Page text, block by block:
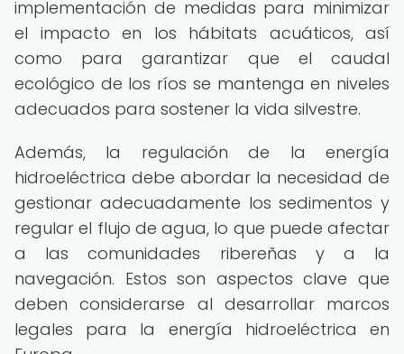
implementación de medidas para minimizar
el impacto en los hábitats acuáticos, así
como para garantizar que el caudal
ecológico de los ríos se mantenga en niveles
adecuados para sostener la vida silvestre.
Además, la regulación de la energía
hidroeléctrica debe abordar la necesidad de
gestionar adecuadamente los sedimentos y
regular el flujo de agua, lo que puede afectar
a las comunidades ribereñas y a la
navegación. Estos son aspectos clave que
deben considerarse al desarrollar marcos
legales para la energía hidroeléctrica en